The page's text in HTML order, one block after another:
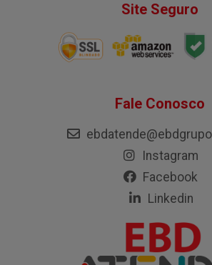
Site Seguro
Fale Conosco
Instagram
Facebook
Linkedin